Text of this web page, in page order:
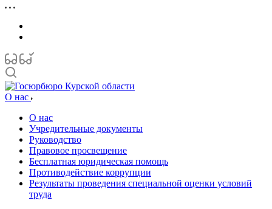
О нас
О нас
Учредительные документы
Руководство
Правовое просвещение
Бесплатная юридическая помощь
Противодействие коррупции
Результаты проведения специальной оценки условий
труда